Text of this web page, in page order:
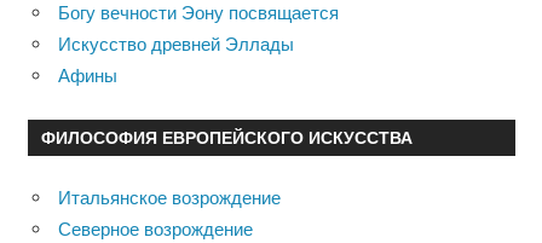
Богу вечности Эону посвящается
Искусство древней Эллады
Афины
ФИЛОСОФИЯ ЕВРОПЕЙСКОГО ИСКУССТВА
Итальянское возрождение
Северное возрождение